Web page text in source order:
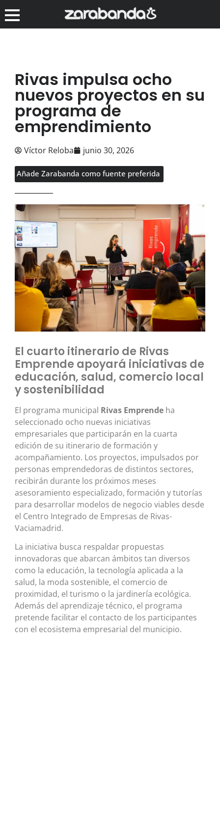
Rivas impulsa ocho
nuevos proyectos en su
programa de
emprendimiento
Víctor Reloba junio 30, 2026
Añade Zarabanda como fuente preferida
El cuarto itinerario de Rivas
Emprende apoyará iniciativas de
educación, salud, comercio local
y sostenibilidad
El programa municipal Rivas Emprende ha
seleccionado ocho nuevas iniciativas
empresariales que participarán en la cuarta
edición de su itinerario de formación y
acompañamiento. Los proyectos, impulsados por
personas emprendedoras de distintos sectores,
recibirán durante los próximos meses
asesoramiento especializado, formación y tutorías
para desarrollar modelos de negocio viables desde
el Centro Integrado de Empresas de Rivas-
Vaciamadrid.
La iniciativa busca respaldar propuestas
innovadoras que abarcan ámbitos tan diversos
como la educación, la tecnología aplicada a la
salud, la moda sostenible, el comercio de
proximidad, el turismo o la jardinería ecológica.
Además del aprendizaje técnico, el programa
pretende facilitar el contacto de los participantes
con el ecosistema empresarial del municipio.